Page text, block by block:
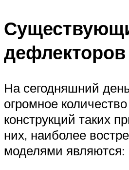
дефлекторов
На сегодняшний
огромное
конструкций таких
них, наиболее
моделями являются: